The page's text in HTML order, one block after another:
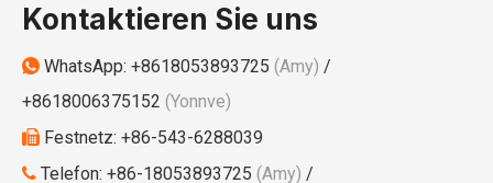
Kontaktieren Sie uns
 WhatsApp: +8618053893725 (Amy) /
+8618006375152 (Yonnve)
 Festnetz: +86-543-6288039
 Telefon: +86-18053893725 (Amy) /